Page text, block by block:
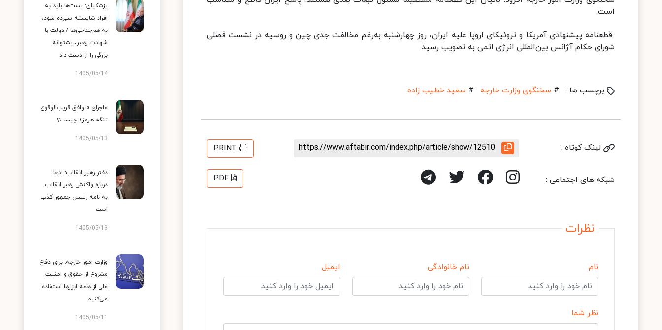
است.
قطعنامه پیشنهادی آمریکا و تروئیکای اروپا علیه ایران، روز چهارشنبه به‌رغم مخالفت جدی چین و روسیه در نشست فصلی
شورای حکام آژانس بین‌المللی انرژی اتمی به تصویب رسید.
برچسب ها : # سخنگوی وزارت خارجه # سعید خطیب زاده
لینک کوتاه : https://www.aftabir.com/index.php/article/show/12510
PRINT
شبکه های اجتماعی : PDF
نظرات
نام نام خانوادگی ایمیل
نظر شما
پزشکیان: پست‌ها باید به
افراد شایسته سپرده شود،
نه هم‌جناحی‌ها / دولت با
شهادت رهبر، پشتوانه
بزرگی را از دست داد
1405/05/14
ماجرای «توافق قریب‌الوقوع
تنگه هرمز» چیست؟
1405/05/13
دفتر رهبر انقلاب: ادعا
درباره واکنش رهبر انقلاب
به نامه رئیس جمهور کذب
است
1405/05/13
وزارت امور خارجه: برای دفاع
مشروع از حقوق و امنیت
ملی از همه ابزارها استفاده
می‌کنیم
1405/05/11